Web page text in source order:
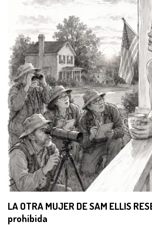
LA OTRA MUJER DE SAM ELLIS
prohibida